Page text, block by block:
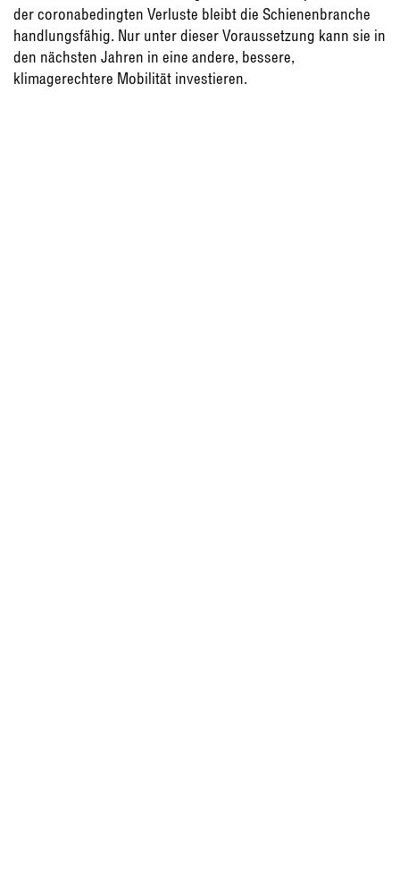
der coronabedingten Verluste bleibt die Schienenbranche
handlungsfähig. Nur unter dieser Voraussetzung kann sie in
den nächsten Jahren in eine andere, bessere,
klimagerechtere Mobilität investieren.